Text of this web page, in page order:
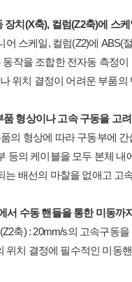
장치(X축), 컬럼(Z2축)에 스
어 스케일, 컬럼(Z2)에 ABS(
동작을 조합한 전자동 측정이
위치 결정이 어려운 부품
품 형상이나 고속 구동을 고
의 형상에 따라 구동부에
등의 케이블을 모두 본체 내
는 배선의 마찰을 없애고 고
서 수동 핸들을 통한 미동까
축) : 20mm/s의 고속구동
위치 결정에 필수적인 미동